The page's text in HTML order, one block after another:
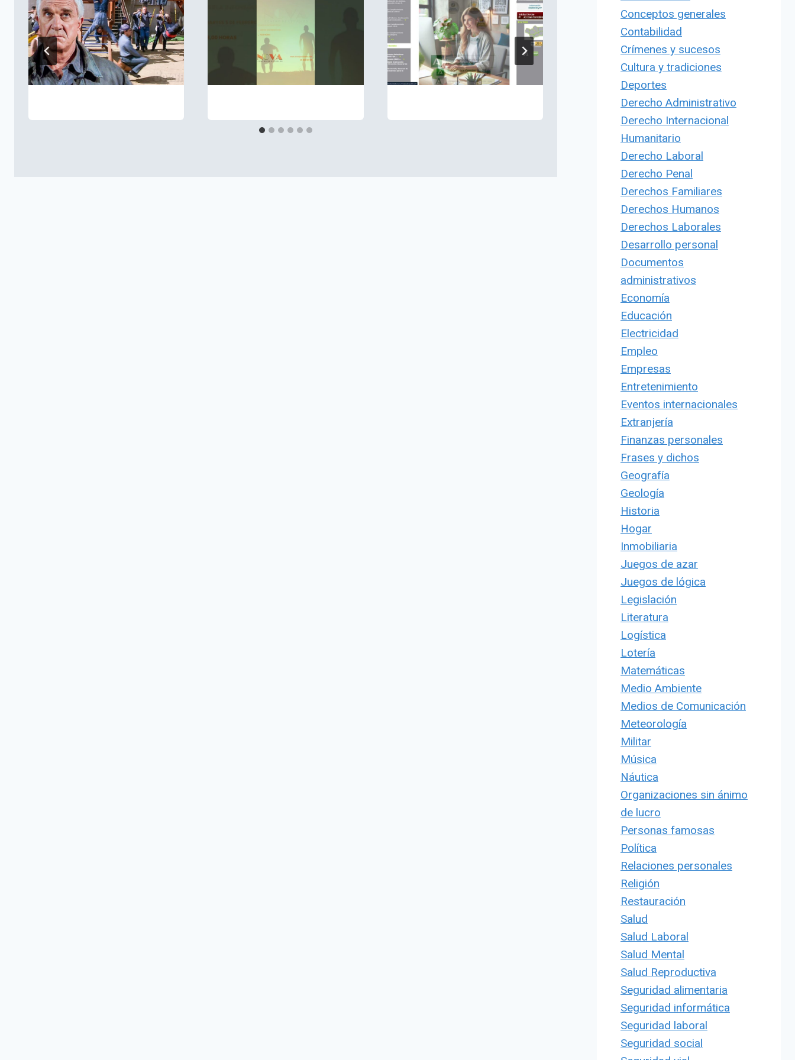
Conceptos generales
Contabilidad
Crímenes y sucesos
Cultura y tradiciones
Deportes
Derecho Administrativo
Derecho Internacional
Humanitario
Derecho Laboral
Derecho Penal
Derechos Familiares
Derechos Humanos
Derechos Laborales
Desarrollo personal
Documentos
administrativos
Economía
Educación
Electricidad
Empleo
Empresas
Entretenimiento
Eventos internacionales
Extranjería
Finanzas personales
Frases y dichos
Geografía
Geología
Historia
Hogar
Inmobiliaria
Juegos de azar
Juegos de lógica
Legislación
Literatura
Logística
Lotería
Matemáticas
Medio Ambiente
Medios de Comunicación
Meteorología
Militar
Música
Náutica
Organizaciones sin ánimo
de lucro
Personas famosas
Política
Relaciones personales
Religión
Restauración
Salud
Salud Laboral
Salud Mental
Salud Reproductiva
Seguridad alimentaria
Seguridad informática
Seguridad laboral
Seguridad social